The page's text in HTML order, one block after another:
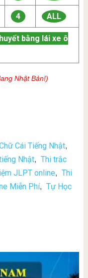
4 ALL
bằng lái xe ô
Nhật Bản!)
Cái Tiếng Nhật,
Nhật, Thi trắc
JLPT online, Thi
Miễn Phí, Tự Học